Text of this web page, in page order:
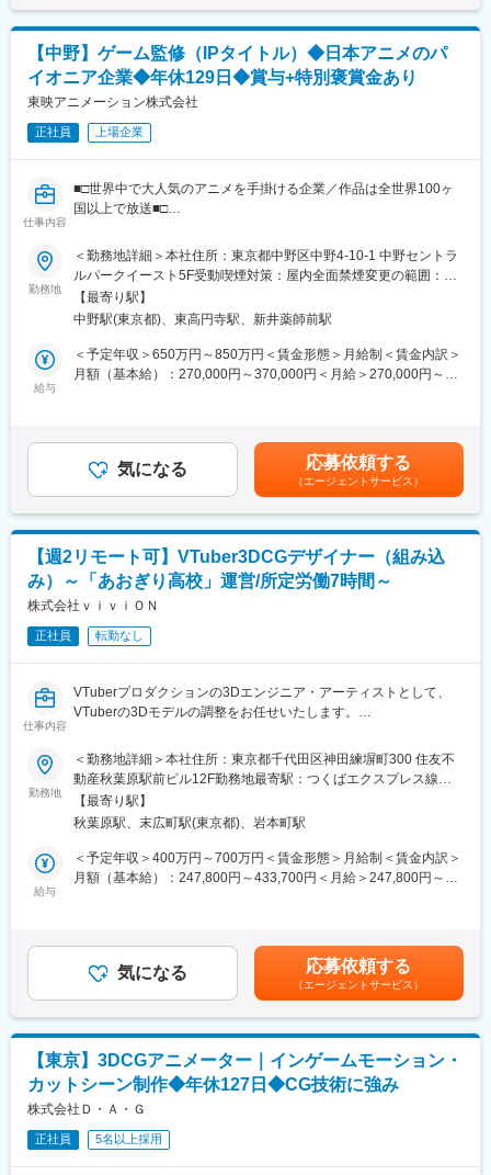
YouTube総登録者1,200万人超のアニメIPを活用し、マーケティン
グや流入導線をデザイン。打てば響く、手応えある企画開発に挑
めます。
◎刺激的な制作環境
ベンチャーならではのスピード感と裁量の大きさが魅力。大規模
開発とはまた異なる、「自らの手で大ヒットゲームを生み出す」
実感が得られます。
勤務オフィスから3km圏内に住んでいる正社員・契約社員に対し
月2万円、5年以上勤続している正社員に対してはどこに住んでい
ても月4万円の家賃補助を支給（社員本人が世帯主の場合に限る）
■サイバーエージェント・CA Soaについて：
日本のみならず世界において、メディアミックス戦略を中心とし
たIPビジネスは成長市場となっています。
サイバーエージェントでは、2017年に株式会社Cygamesと共同で
アニメIPへ投資を行うファンド「CA-Cygames アニメファンド」
を組成し、アニメ制作事業へ本格参入しました。アニメ＆IP事業
広告・宣伝機能、グッズ制作・マーチャンダイジング機能などを
集約し、グローバル市場を見据えた総合的な事業展開していま
す。
このような背景の元、グローバルで通用するハイクオリティな日
子会社となる株式会社CA Soaを設立いたしました。
【中野】ゲーム監修（IPタイトル）◆日本アニメのパ
イオニア企業◆年休129日◆賞与+特別褒賞金あり
東映アニメーション株式会社
正社員 上場企業
仕事内容
■□世界中で大人気のアニメを手掛ける企業／作品は全世界100ヶ
国以上で放送■□
■業務内容：
IPタイトルのゲーム（アプリゲーム、家庭用ゲーム、その他ゲー
ム）に関連した監修業務をお任せします。開発会社に向き合いな
がら、IPホルダーの立場でゲーム開発に関わっていただきます。
＜具体的には＞
・IPの世界観に基づいて、ゲーム施策、デザイン等の各種監修資
料の確認、検討、修正
・他権利元との連携および調整業務 など
数は、劇場作品269本、テレビ作品238本、総話数にして約13,900
話と、日本最大級・世界有数のコンテンツ数を誇ります（※2024
年6月末時点）。
今、日本のアニメーションは、海を越えて世界各国で放送・配信
され、高い人気を集めています。海外で当社の作品を通じて友好
の輪が広がることも少なくありません。さらに、近年のデジタル
技術の進化により、国内外でコンテンツの活用機会は飛躍的に伸
び、当社の誇るコンテンツが真価を発揮するのは、まさにこれか
らです。
勤務地
＜勤務地詳細＞本社住所：東京都中野区中野4-10-1 中野セントラ
ルパークイースト5F受動喫煙対策：屋内全面禁煙変更の範囲：会
社の定める事業所（リモートワーク含む）
【最寄り駅】
中野駅(東京都)、東高円寺駅、新井薬師前駅
給与
＜予定年収＞650万円～850万円＜賃金形態＞月給制＜賃金内訳＞
月額（基本給）：270,000円～370,000円＜月給＞270,000円～
賞与とは別に、会社業績に応じて支給／前年度実績：年額60万円
賃金はあくまでも目安の金額であり、選考を通じて上下する可能
性があります。月給(月額)は固定手当を含めた表記です。
気になる 応募依頼する
（エージェントサービス）
【週2リモート可】VTuber3DCGデザイナー（組み込
み）～「あおぎり高校」運営/所定労働7時間～
株式会社ｖｉｖｉＯＮ
正社員 転勤なし
仕事内容
VTuberプロダクションの3Dエンジニア・アーティストとして、
VTuberの3Dモデルの調整をお任せいたします。
の方が担当しており、本ポジションでは細かな衣装変更等の仕様
変更等の業務からお任せいたします。ゆくゆくは、VRワールドで
のVTuber企画の収録、LIVEの実施等の業務をお任せしたいと考え
ております。
★あおぎり高校：https://www.aogirihighschool.com/
■業務詳細：
・MMD形式（.pmx）のキャラクターモデルをFBX形式へ変換・最
適化
・MotionBuilder上でのフルトラッキング対応用のリグ調整・スケ
・Unityでのアバターセットアップ（マテリアル設定、アニメーシ
ョン接続、表情制御、Prefab作成）
・MagicaCloth2を用いた物理挙動の設定
・Unity上での制御用C#スクリプトの調整・導入
・Unity上での動作検証とデバッグ
・VTuber企画の収録、LIVEのオペレーター業務
勤務地
＜勤務地詳細＞本社住所：東京都千代田区神田練塀町300 住友不
動産秋葉原駅前ビル12F勤務地最寄駅：つくばエクスプレス線／
秋葉原駅受動喫煙対策：屋内全面禁煙変更の範囲：本文参照
【最寄り駅】
秋葉原駅、末広町駅(東京都)、岩本町駅
給与
＜予定年収＞400万円～700万円＜賃金形態＞月給制＜賃金内訳＞
月額（基本給）：247,800円～433,700円＜月給＞247,800円～
月／回、在籍期間・評価に応じて変動します。賃金はあくまでも
目安の金額であり、選考を通じて上下する可能性があります。月
給(月額)は固定手当を含めた表記です。
気になる 応募依頼する
（エージェントサービス）
【東京】3DCGアニメーター｜インゲームモーション・
カットシーン制作◆年休127日◆CG技術に強み
株式会社Ｄ・Ａ・Ｇ
正社員 5名以上採用